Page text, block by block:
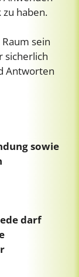
haben.
sein
sicherlich
Antworten
sowie
darf